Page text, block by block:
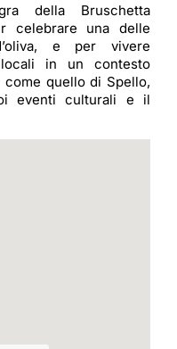
della Bruschetta
celebrare una delle
e per vivere
locali in un contesto
quello di Spello,
eventi culturali e il